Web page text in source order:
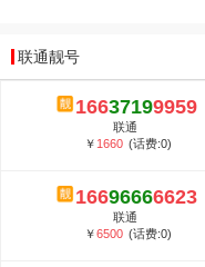
联通靓号
16637199959
联通
￥ 1660 (话费:0)
16696666623
联通
￥6500 (话费:0)